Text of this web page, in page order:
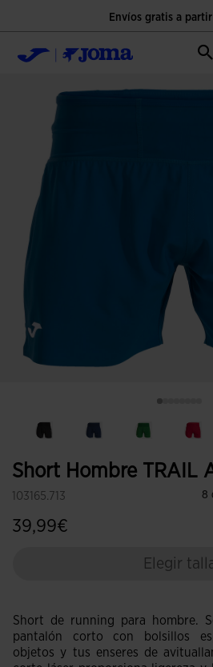
Envíos gratis a
Short Hombre TRAIL
103165.713
39,99€
Elegir
Short de running para hombre.
pantalón corto con bolsillos
objetos y tus enseres de